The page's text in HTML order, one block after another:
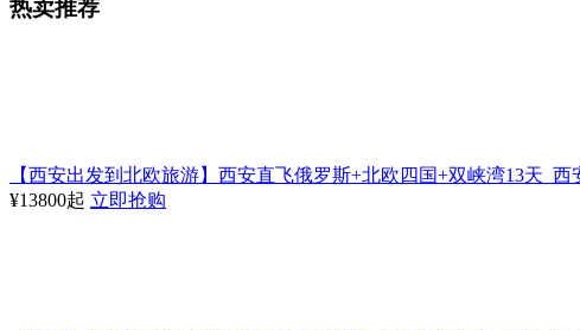
热卖推荐
【西安出发到北欧旅游】西安直飞俄罗斯+北欧四国+双峡湾13天_
¥13800起 立即抢购